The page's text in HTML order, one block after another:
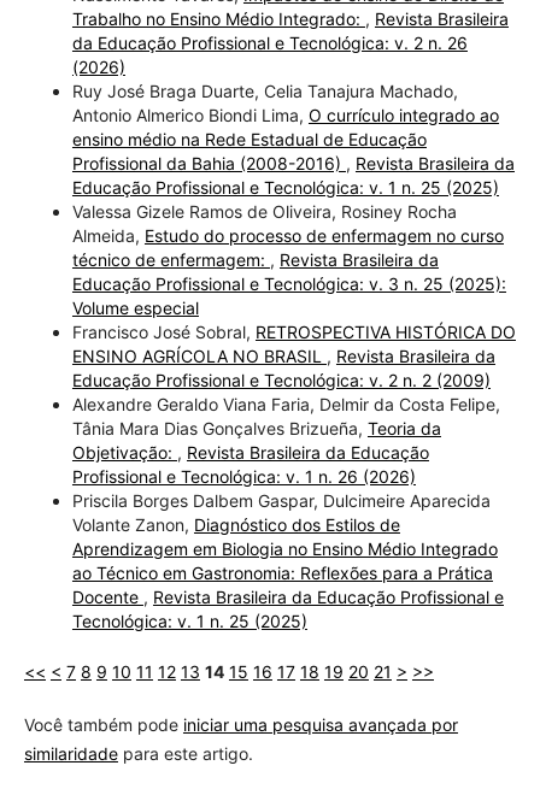
Trabalho no Ensino Médio Integrado: , Revista Brasileira
da Educação Profissional e Tecnológica: v. 2 n. 26
(2026)
Ruy José Braga Duarte, Celia Tanajura Machado,
Antonio Almerico Biondi Lima, O currículo integrado ao
ensino médio na Rede Estadual de Educação
Profissional da Bahia (2008-2016) , Revista Brasileira da
Educação Profissional e Tecnológica: v. 1 n. 25 (2025)
Valessa Gizele Ramos de Oliveira, Rosiney Rocha
Almeida, Estudo do processo de enfermagem no curso
técnico de enfermagem: , Revista Brasileira da
Educação Profissional e Tecnológica: v. 3 n. 25 (2025):
Volume especial
Francisco José Sobral, RETROSPECTIVA HISTÓRICA DO
ENSINO AGRÍCOLA NO BRASIL , Revista Brasileira da
Educação Profissional e Tecnológica: v. 2 n. 2 (2009)
Alexandre Geraldo Viana Faria, Delmir da Costa Felipe,
Tânia Mara Dias Gonçalves Brizueña, Teoria da
Objetivação: , Revista Brasileira da Educação
Profissional e Tecnológica: v. 1 n. 26 (2026)
Priscila Borges Dalbem Gaspar, Dulcimeire Aparecida
Volante Zanon, Diagnóstico dos Estilos de
Aprendizagem em Biologia no Ensino Médio Integrado
ao Técnico em Gastronomia: Reflexões para a Prática
Docente , Revista Brasileira da Educação Profissional e
Tecnológica: v. 1 n. 25 (2025)
<< < 7 8 9 10 11 12 13 14 15 16 17 18 19 20 21 > >>
Você também pode iniciar uma pesquisa avançada por
similaridadepara este artigo.